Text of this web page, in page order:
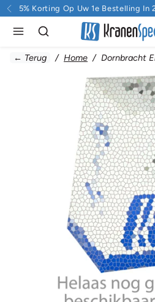
Doorgaan naar inhoud
5% Korting Op Uw 1e Bestelling In
← Terug Home Dornbracht